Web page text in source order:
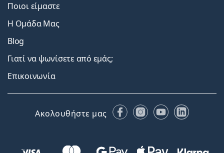
Ποιοι είμαστε
Η Ομάδα Μας
Blog
Γιατί να ψωνίσετε από εμάς;
Επικοινωνία
Ακολουθήστε μας FacebookInstagram
YouTubeLinkedIn